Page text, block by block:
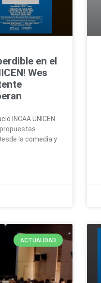
en el
Wes
INCAA UNICEN
la comedia y
ACTUALIDAD